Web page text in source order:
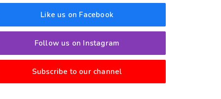
Like us on Facebook
Follow us on Instagram
Subscribe to our channel